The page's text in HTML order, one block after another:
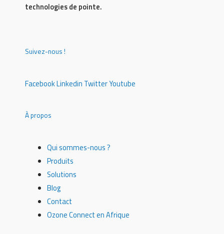
technologies de pointe.
Suivez-nous !
FacebookLinkedin TwitterYoutube
À propos
Qui sommes-nous ?
Produits
Solutions
Blog
Contact
Ozone Connect en Afrique